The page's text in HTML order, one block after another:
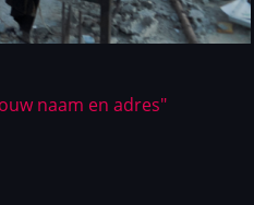
naam en adres"